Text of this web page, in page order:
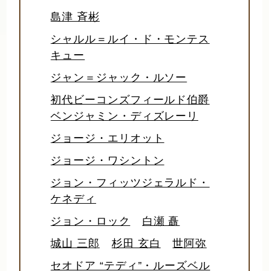
島津 斉彬
シャルル＝ルイ・ド・モンテス
キュー
ジャン＝ジャック・ルソー
初代ビーコンズフィールド伯爵
ベンジャミン・ディズレーリ
ジョージ・エリオット
ジョージ・ワシントン
ジョン・フィッツジェラルド・
ケネディ
ジョン・ロック
白瀬 矗
城山 三郎
杉田 玄白
世阿弥
セオドア “テディ”・ルーズベル